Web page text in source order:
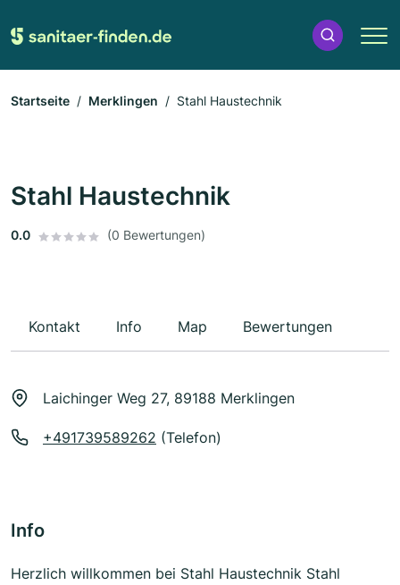
Startseite Merklingen Stahl Haustechnik
Stahl Haustechnik
0.0 (0 Bewertungen)
Kontakt Info Map Bewertungen
Laichinger Weg 27, 89188 Merklingen
+491739589262 (Telefon)
Info
Herzlich willkommen bei Stahl Haustechnik Stahl